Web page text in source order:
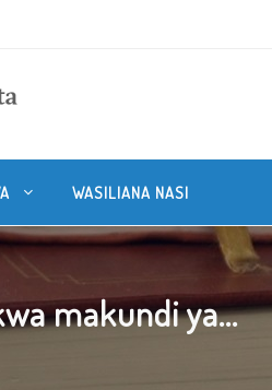
WASILIANA NASI
makundi ya...